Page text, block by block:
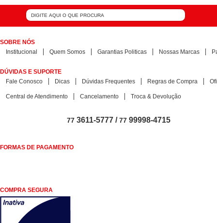
SOBRE NÓS
Institucional
Quem Somos Garantias Politicas Nossas Marcas
DÚVIDAS E SUPORTE
Fale Conosco
Dicas Dúvidas Frequentes Regras de Compra
Central de Atendimento Cancelamento Troca & Devolução
77 3611-5777 /77 99998-4715
FORMAS DE PAGAMENTO
COMPRA SEGURA